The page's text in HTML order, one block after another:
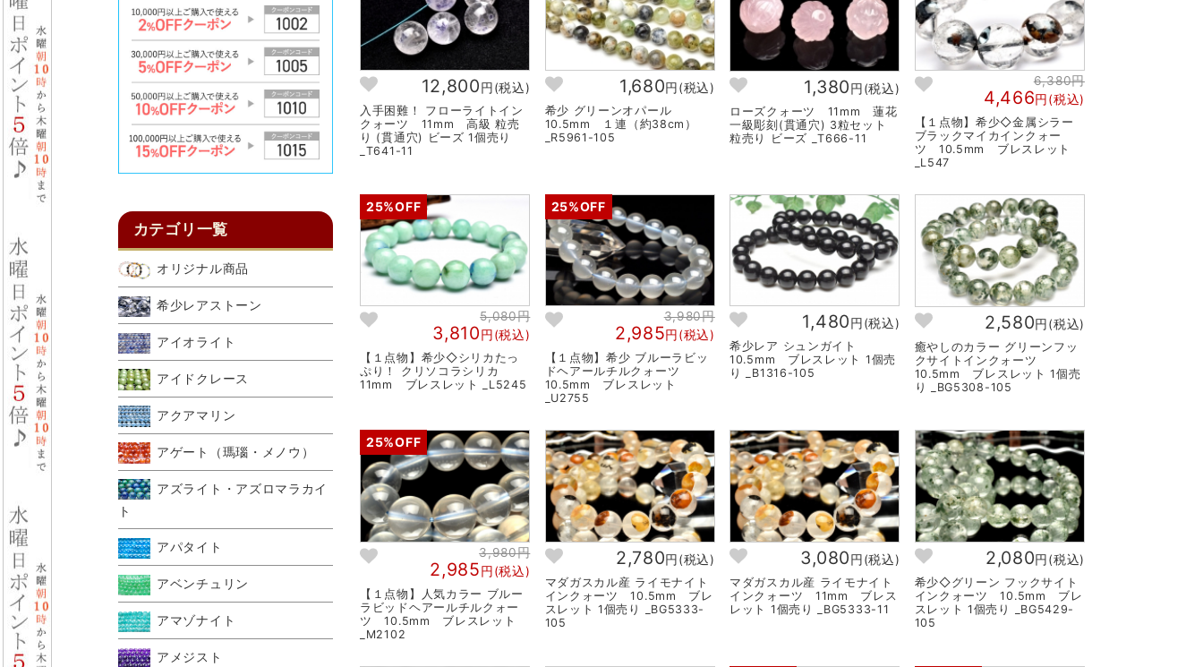
カテゴリ一覧
オリジナル商品
希少レアストーン
アイオライト
アイドクレース
アクアマリン
アゲート（瑪瑙・メノウ）
アズライト・アズロマラカイ
ト
アパタイト
アベンチュリン
アマゾナイト
アメジスト
12,800円(税込)
入手困難！ フローライトイン
クォーツ 11mm 高級 粒売
り (貫通穴) ビーズ 1個売り
_T641-11
1,680円(税込)
希少 グリーンオパール
10.5mm １連（約38cm）
_R5961-105
1,380円(税込)
ローズクォーツ 11mm 蓮花
一級彫刻(貫通穴) 3粒セット
粒売り ビーズ _T666-11
6,380円
4,466円(税込)
【１点物】希少◇金属シラー
ブラックマイカインクォー
ツ 10.5mm ブレスレット
_L547
25%OFF
5,080円
3,810円(税込)
【１点物】希少◇シリカたっ
ぷり！ クリソコラシリカ
11mm ブレスレット _L5245
25%OFF
3,980円
2,985円(税込)
【１点物】希少 ブルーラビッ
ドヘアールチルクォーツ
10.5mm ブレスレット
_U2755
1,480円(税込)
希少レア シュンガイト
10.5mm ブレスレット 1個売
り _B1316-105
2,580円(税込)
癒やしのカラー グリーンフッ
クサイトインクォーツ
10.5mm ブレスレット 1個売
り _BG5308-105
25%OFF
3,980円
2,985円(税込)
【１点物】人気カラー ブルー
ラビッドヘアールチルクォー
ツ 10.5mm ブレスレット
_M2102
2,780円(税込)
マダガスカル産 ライモナイト
インクォーツ 10.5mm ブレ
スレット 1個売り _BG5333-
105
3,080円(税込)
マダガスカル産 ライモナイト
インクォーツ 11mm ブレス
レット 1個売り _BG5333-11
2,080円(税込)
希少◇グリーン フックサイト
インクォーツ 10.5mm ブレ
スレット 1個売り _BG5429-
105